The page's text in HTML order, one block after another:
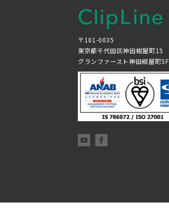
〒101-0035
東京都千代田区神田紺屋町15
グランファースト神田紺屋町5F